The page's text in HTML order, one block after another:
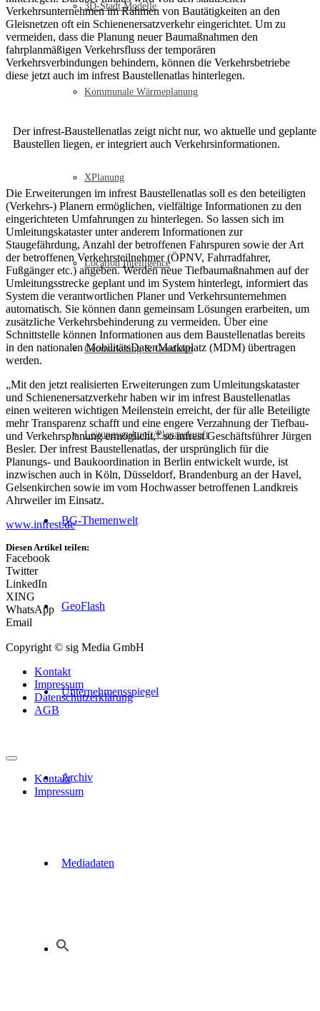
3D-Stadt Modelle
Kommunale Wärmeplanung
XPlanung
Location Intelligence
Geomarketing & Geodaten
Leitungsauskunft/Planauskunft
BG-Themenwelt
GeoFlash
Unternehmensspiegel
Archiv
Mediadaten
Verkehrsunternehmen im Rahmen von Bautätigkeiten an den
Gleisnetzen oft ein Schienenersatzverkehr eingerichtet. Um zu
vermeiden, dass die Planung neuer Baumaßnahmen den
fahrplanmäßigen Verkehrsfluss der temporären
Verkehrsverbindungen behindern, können die Verkehrsbetriebe
diese jetzt auch im infrest Baustellenatlas hinterlegen.
Der infrest-Baustellenatlas zeigt nicht nur, wo aktuelle und geplante
Baustellen liegen, er integriert auch Verkehrsinformationen.
Die Erweiterungen im infrest Baustellenatlas soll es den beteiligten
(Verkehrs-) Planern ermöglichen, vielfältige Informationen zu den
eingerichteten Umfahrungen zu hinterlegen. So lassen sich im
Umleitungskataster unter anderem Informationen zur
Staugefährdung, Anzahl der betroffenen Fahrspuren sowie der Art
der betroffenen Verkehrsteilnehmer (ÖPNV, Fahrradfahrer,
Fußgänger etc.) angeben. Werden neue Tiefbaumaßnahmen auf der
Umleitungsstrecke geplant und im System hinterlegt, informiert das
System die verantwortlichen Planer und Verkehrsunternehmen
automatisch. Sie können dann gemeinsam Lösungen erarbeiten, um
zusätzliche Verkehrsbehinderung zu vermeiden. Über eine
Schnittstelle können Informationen aus dem Baustellenatlas bereits
in den nationalen MobilitätsDatenMarktplatz (MDM) übertragen
werden.
„Mit den jetzt realisierten Erweiterungen zum Umleitungskataster
und Schienenersatzverkehr haben wir im infrest Baustellenatlas
einen weiteren wichtigen Meilenstein erreicht, der für alle Beteiligte
mehr Transparenz schafft und eine engere Verzahnung der Tiefbau-
und Verkehrsplanung ermöglicht,“ so infrest Geschäftsführer Jürgen
Besler. Der infrest Baustellenatlas, der ursprünglich für die
Planungs- und Baukoordination in Berlin entwickelt wurde, ist
inzwischen auch in Köln, Düsseldorf, Brandenburg an der Havel,
Gelsenkirchen sowie im vom Hochwasser betroffenen Landkreis
Ahrweiler im Einsatz.
www.infrest.de
Diesen Artikel teilen:
Facebook
Twitter
LinkedIn
XING
WhatsApp
Email
Copyright © sig Media GmbH
Kontakt
Impressum
Datenschutzerklärung
AGB
Kontakt
Impressum